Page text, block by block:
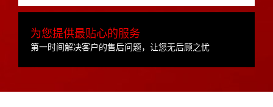
为您提供最贴心的服务
第一时间解决客户的售后问题，让您无后顾之忧